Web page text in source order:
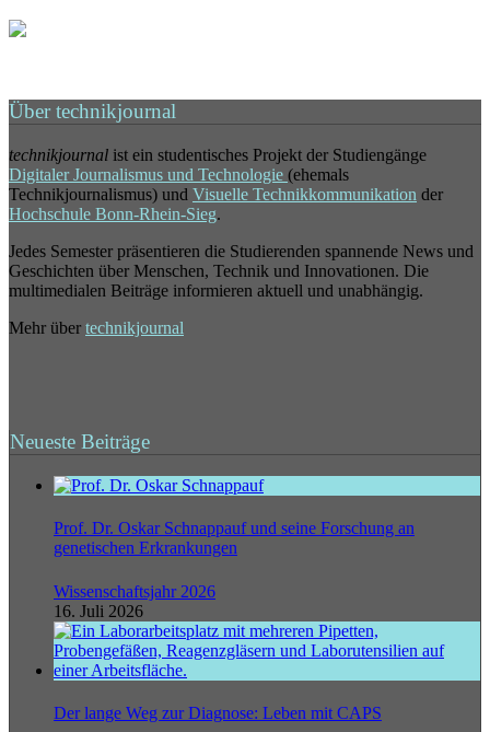
Über technikjournal
technikjournal ist ein studentisches Projekt der Studiengänge
Digitaler Journalismus und Technologie (ehemals
Technikjournalismus) und Visuelle Technikkommunikation der
Hochschule Bonn-Rhein-Sieg.
Jedes Semester präsentieren die Studierenden spannende News und
Geschichten über Menschen, Technik und Innovationen. Die
multimedialen Beiträge informieren aktuell und unabhängig.
Mehr über technikjournal
Neueste Beiträge
Prof. Dr. Oskar Schnappauf und seine Forschung an
genetischen Erkrankungen
Wissenschaftsjahr 2026
16. Juli 2026
Der lange Weg zur Diagnose: Leben mit CAPS